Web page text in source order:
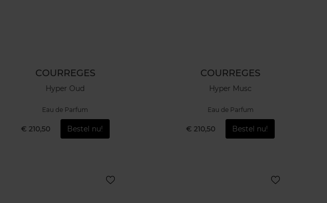
COURREGES
Hyper Oud
Eau de Parfum
€ 210,50 Bestel nu!
COURREGES
Hyper Musc
Eau de Parfum
€ 210,50 Bestel nu!